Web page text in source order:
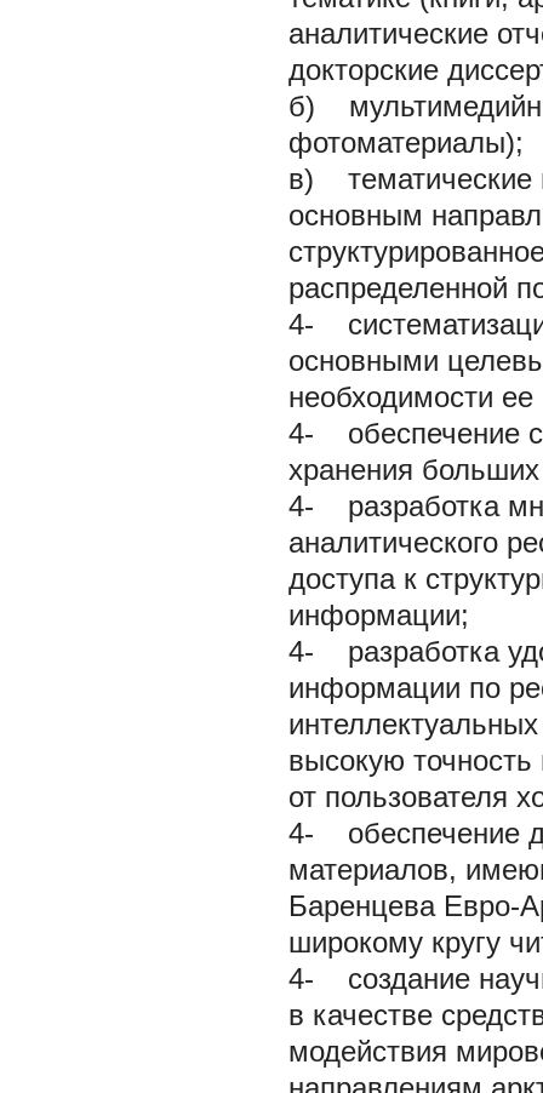
аналитические
докторские
б)
фотоматериалы);
в) тематические
основным
распределенной
4-
основными
необходимости
4- обеспечение
хранения
4- разработка
аналитического
доступа к
информации;
4- разработка
информации по
высокую
от пользователя
4- обеспечение
материалов,
Баренцева Евро-
широкому кругу
4- создание
в качестве
модействия